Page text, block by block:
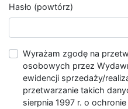
Hasło (powtórz)
Wyrażam zgodę na
osobowych przez
ewidencji sprzedaży/
przetwarzanie takich
sierpnia 1997 r. o